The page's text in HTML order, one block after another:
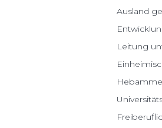
Ausland
Leitung